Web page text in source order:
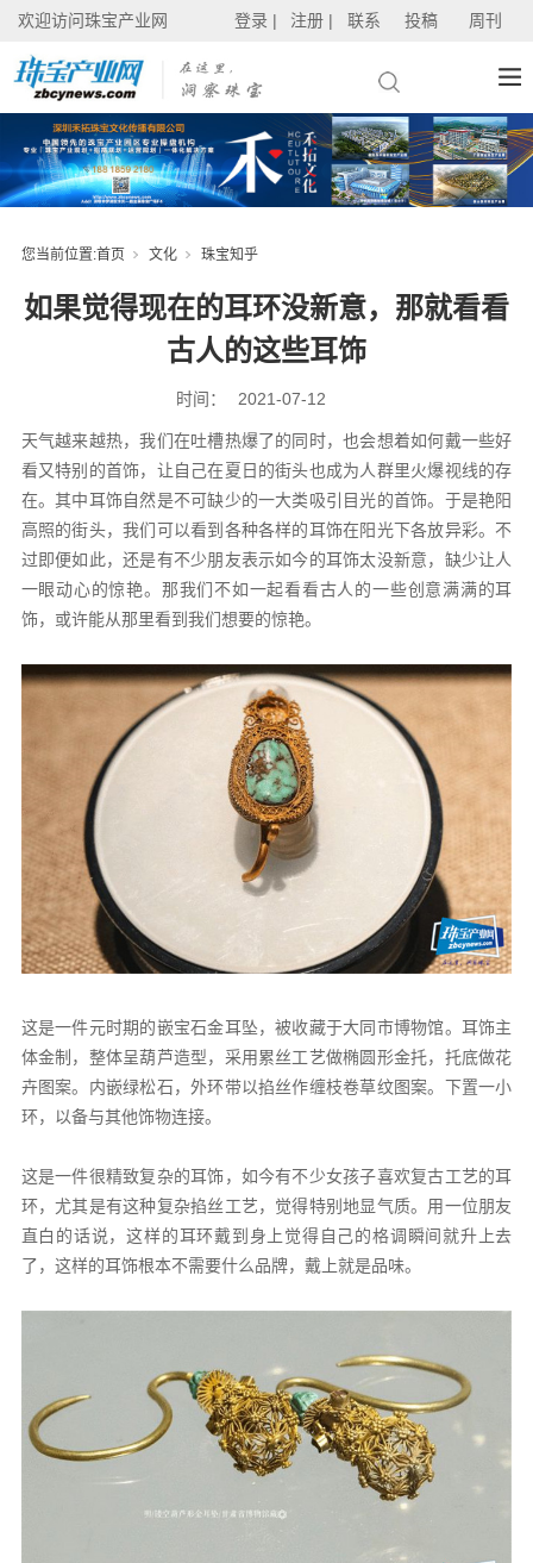
欢迎访问珠宝产业网 登录 | 注册 | 联系 投稿 周刊
您当前位置:首页 文化 珠宝知乎
如果觉得现在的耳环没新意，那就看看
古人的这些耳饰
时间： 2021-07-12
天气越来越热，我们在吐槽热爆了的同时，也会想着如何戴一些好
看又特别的首饰，让自己在夏日的街头也成为人群里火爆视线的存
在。其中耳饰自然是不可缺少的一大类吸引目光的首饰。于是艳阳
高照的街头，我们可以看到各种各样的耳饰在阳光下各放异彩。不
过即便如此，还是有不少朋友表示如今的耳饰太没新意，缺少让人
一眼动心的惊艳。那我们不如一起看看古人的一些创意满满的耳
饰，或许能从那里看到我们想要的惊艳。
这是一件元时期的嵌宝石金耳坠，被收藏于大同市博物馆。耳饰主
体金制，整体呈葫芦造型，采用累丝工艺做椭圆形金托，托底做花
卉图案。内嵌绿松石，外环带以掐丝作缠枝卷草纹图案。下置一小
环，以备与其他饰物连接。
这是一件很精致复杂的耳饰，如今有不少女孩子喜欢复古工艺的耳
环，尤其是有这种复杂掐丝工艺，觉得特别地显气质。用一位朋友
直白的话说，这样的耳环戴到身上觉得自己的格调瞬间就升上去
了，这样的耳饰根本不需要什么品牌，戴上就是品味。